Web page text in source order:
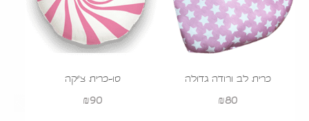
כרית לב ורודה גדולה
₪80
סו-כרית צ'יקה
₪90